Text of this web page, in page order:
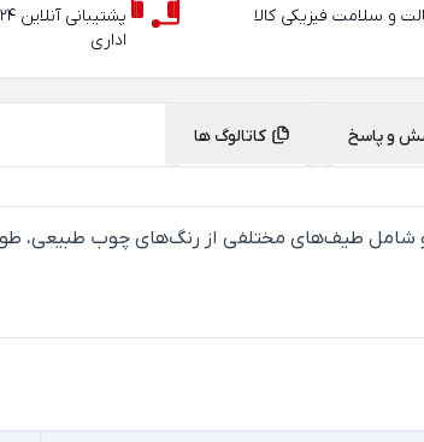
و سلامت فیزیکی کالا
اداری
و پاسخ کاتالوگ ها
شامل طیف‌های مختلفی از رنگ‌های چوب طبیعی،